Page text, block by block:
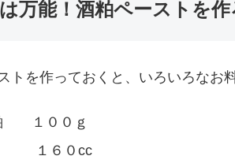
万能！酒粕ペーストを
トを作っておくと、いろいろなお
１００ｇ
１６０cc